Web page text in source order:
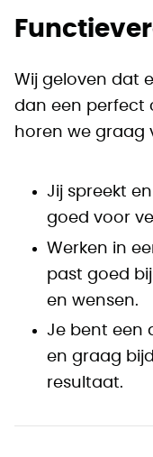
Wij geloven dat
dan een perfect
horen we graag
Jij spreekt
goed voor
Werken in
past goed
en wensen.
Je bent een
en graag
resultaat.